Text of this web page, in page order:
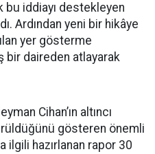
iddiayı destekleyen
Ardından yeni bir hikâye
yer gösterme
bir daireden atlayarak
Cihan’ın altıncı
gösteren önemli
ilgili hazırlanan rapor 30